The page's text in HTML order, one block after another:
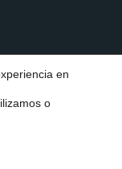
comuniones Foto Stilo
como Alcalá de
Gines, La Puebla del Río,
en
o